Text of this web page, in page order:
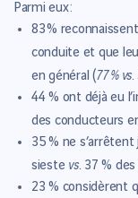
Parmi eux :
83 %
conduite et que
en général (77 % vs.
44 % ont déjà eu
des conducteurs
35 % ne
sieste vs. 37 %
23 % considèrent